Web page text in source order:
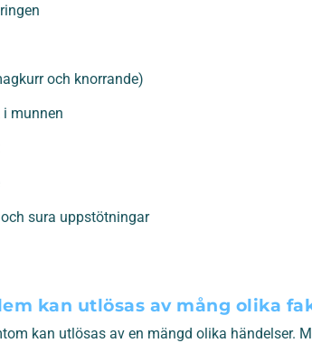
och knorrande)
munnen
sura uppstötningar
kan utlösas av mång olika
kan utlösas av en mängd olika händelser.